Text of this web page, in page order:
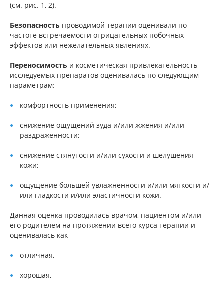
(см. рис. 1, 2).
Безопасность проводимой терапии оценивали по
частоте встречаемости отрицательных побочных
эффектов или нежелательных явлениях.
Переносимость и косметическая привлекательность
исследуемых препаратов оценивалась по следующим
параметрам:
комфортность применения;
снижение ощущений зуда и/или жжения и/или
раздраженности;
снижение стянутости и/или сухости и шелушения
кожи;
ощущение большей увлажненности и/или мягкости и/
или гладкости и/или эластичности кожи.
Данная оценка проводилась врачом, пациентом и/или
его родителем на протяжении всего курса терапии и
оценивалась как
отличная,
хорошая,